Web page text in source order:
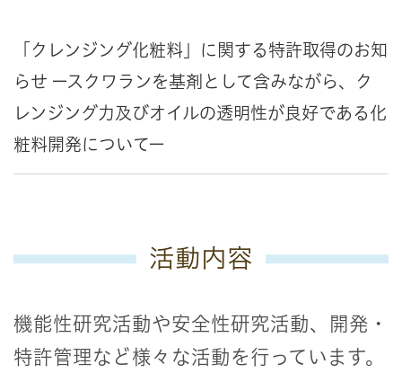
「クレンジング化粧料」に関する特許取得のお知
らせ ースクワランを基剤として含みながら、ク
レンジング力及びオイルの透明性が良好である化
粧料開発についてー
活動内容
機能性研究活動や安全性研究活動、開発・
特許管理など様々な活動を行っています。